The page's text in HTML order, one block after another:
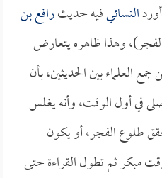
النسائيفيه حديثرافع بن
وهذا ظاهره يتعارض
العلماء بين الحديثين، بأن
في أول الوقت، وأنه يغلس
طلوع الفجر، أو يكون
وقت مبكر ثم تطول القراءة حتى